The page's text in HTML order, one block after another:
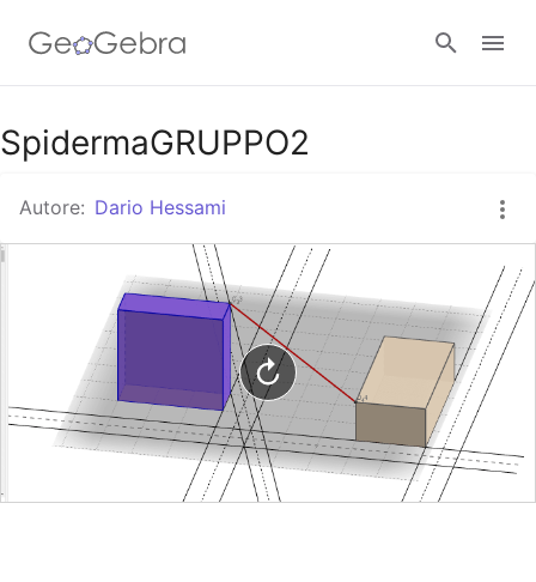
Google Classroom
GeoGebra Classroom
Accedi
SpidermaGRUPPO2
Autore: Dario Hessami